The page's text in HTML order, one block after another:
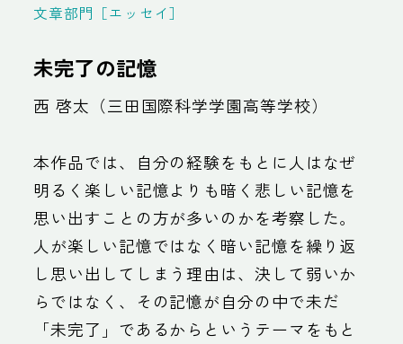
文章部門［エッセイ］
未完了の記憶
西 啓太（三田国際科学学園高等学校）
本作品では、自分の経験をもとに人はなぜ
明るく楽しい記憶よりも暗く悲しい記憶を
思い出すことの方が多いのかを考察した。
人が楽しい記憶ではなく暗い記憶を繰り返
し思い出してしまう理由は、決して弱いか
らではなく、その記憶が自分の中で未だ
「未完了」であるからというテーマをもと